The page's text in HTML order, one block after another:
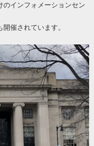
のインフォメーションセン
催されています。